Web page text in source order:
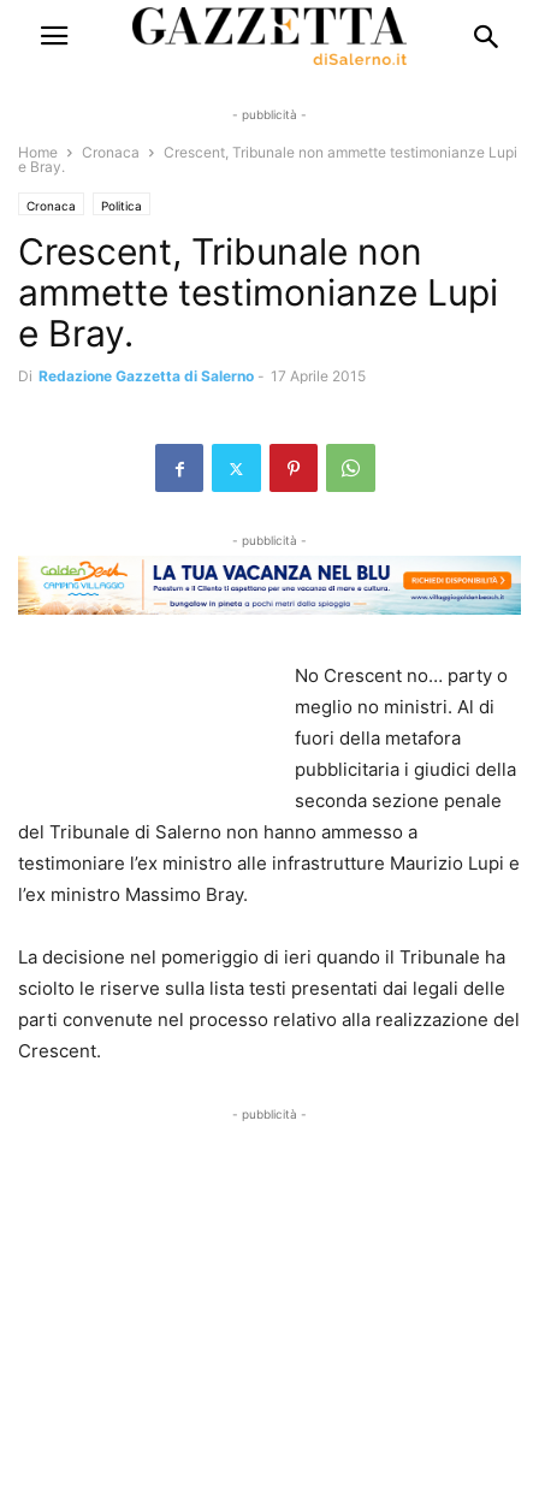
- pubblicità -
Home Cronaca
Crescent, Tribunale non ammette testimonianze Lupi
e Bray.
Cronaca Politica
Crescent, Tribunale non
ammette testimonianze Lupi
e Bray.
Di Redazione Gazzetta di Salerno - 17 Aprile 2015
- pubblicità -
No Crescent no… party o
meglio no ministri. Al di
fuori della metafora
pubblicitaria i giudici della
seconda sezione penale
del Tribunale di Salerno non hanno ammesso a
testimoniare l’ex ministro alle infrastrutture Maurizio Lupi e
l’ex ministro Massimo Bray.
La decisione nel pomeriggio di ieri quando il Tribunale ha
sciolto le riserve sulla lista testi presentati dai legali delle
parti convenute nel processo relativo alla realizzazione del
Crescent.
- pubblicità -